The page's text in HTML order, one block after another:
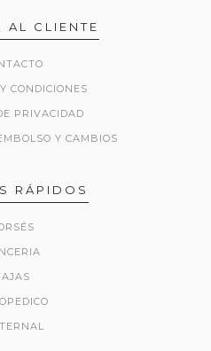
AL CLIENTE
CONDICIONES
PRIVACIDAD
Y CAMBIOS
RÁPIDOS